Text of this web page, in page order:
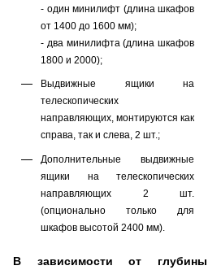
- один минилифт (длина шкафов
от 1400 до 1600 мм);
- два минилифта (длина шкафов
1800 и 2000);
Выдвижные ящики на
телескопических
направляющих, монтируются как
справа, так и слева, 2 шт.;
Дополнительные выдвижные
ящики на телескопических
направляющих 2 шт.
(опционально только для
шкафов высотой 2400 мм).
В зависимости от